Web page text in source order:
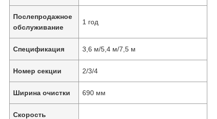
Послепродажное
обслуживание
1 год
Спецификация 3,6 м/5,4 м/7,5 м
Номер секции 2/3/4
Ширина очистки 690 мм
Скорость